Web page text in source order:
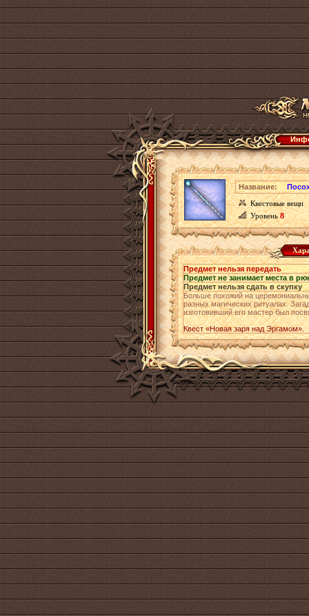
Название:
Квестовые вещи
Уровень8
Предмет нельзя передать
Предмет не занимает места в
Предмет нельзя сдать в скупку
Больше похожий на
разных магических ритуалах.
изготовивший его мастер был
Квест «Новая заря над Эргамом».